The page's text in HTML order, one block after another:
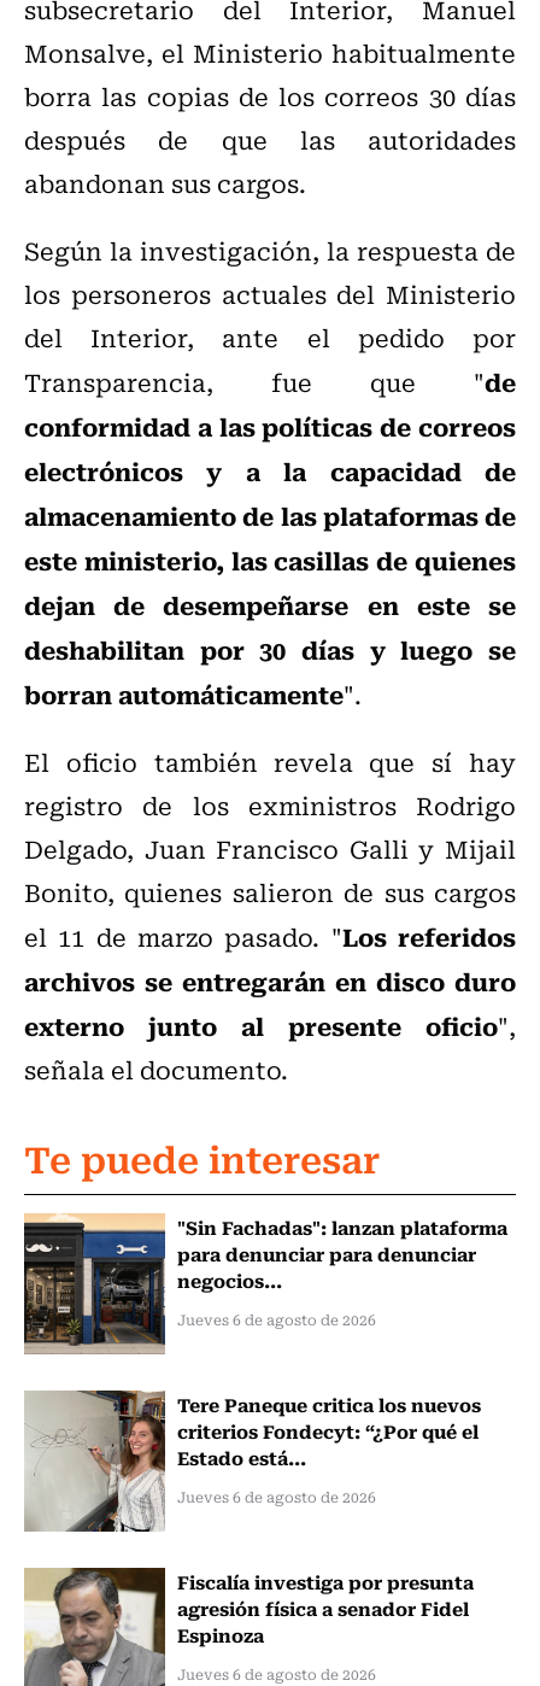
subsecretario del Interior, Manuel
Monsalve, el Ministerio habitualmente
borra las copias de los correos 30 días
después de que las autoridades
abandonan sus cargos.
Según la investigación, la respuesta de
los personeros actuales del Ministerio
del Interior, ante el pedido por
Transparencia, fue que "de
conformidad a las políticas de correos
electrónicos y a la capacidad de
almacenamiento de las plataformas de
este ministerio, las casillas de quienes
dejan de desempeñarse en este se
deshabilitan por 30 días y luego se
borran automáticamente".
El oficio también revela que sí hay
registro de los exministros Rodrigo
Delgado, Juan Francisco Galli y Mijail
Bonito, quienes salieron de sus cargos
el 11 de marzo pasado. "Los referidos
archivos se entregarán en disco duro
externo junto al presente oficio",
señala el documento.
Te puede interesar
"Sin Fachadas": lanzan plataforma
para denunciar para denunciar
negocios...
Jueves 6 de agosto de 2026
Tere Paneque critica los nuevos
criterios Fondecyt: “¿Por qué el
Estado está...
Jueves 6 de agosto de 2026
Fiscalía investiga por presunta
agresión física a senador Fidel
Espinoza
Jueves 6 de agosto de 2026